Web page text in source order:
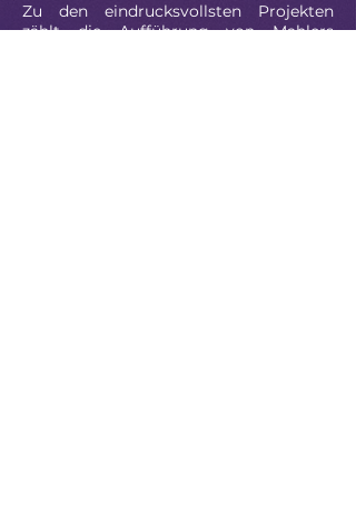
Zu den eindrucksvollsten Projekten
zählt die Aufführung von Mahlers